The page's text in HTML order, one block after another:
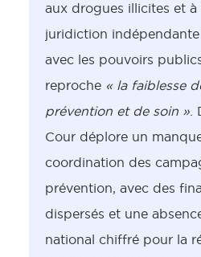
aux drogues illicites et à
juridiction indépendante
avec les pouvoirs
reproche « la faiblesse
prévention et de soin »
Cour déplore un
coordination des
prévention, avec des
dispersés et une
national chiffré pour la